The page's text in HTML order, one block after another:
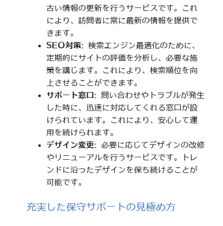
古い情報の更新を行うサービスです。これ
により、訪問者に常に最新の情報を提供で
きます。
SEO対策: 検索エンジン最適化のために、
定期的にサイトの評価を分析し、必要な施
策を講じます。これにより、検索順位を向
上させることができます。
サポート窓口 : 問い合わせやトラブルが発生
した時に、迅速に対応してくれる窓口が設
けられています。これにより、安心して運
用を続けられます。
デザイン変更: 必要に応じてデザインの改修
やリニューアルを行うサービスです。トレ
ンドに沿ったデザインを保ち続けることが
可能です。
充実した保守サポートの見極め方